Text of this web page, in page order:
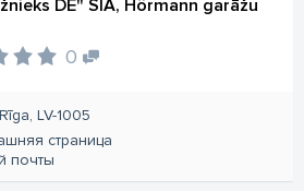
DE" SIA, Hörmann garāžu
0
LV-1005
страница
почты